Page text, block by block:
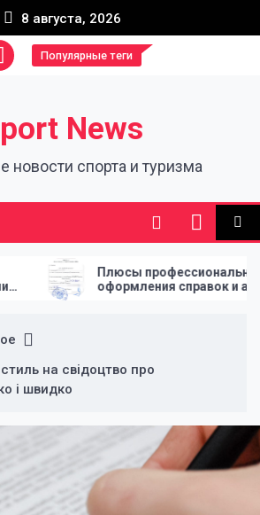
8 августа, 2026
Популярные теги
News
новости спорта и туризма
Плюсы профессионального
справок и апостиля
на свідоцтво про
і швидко